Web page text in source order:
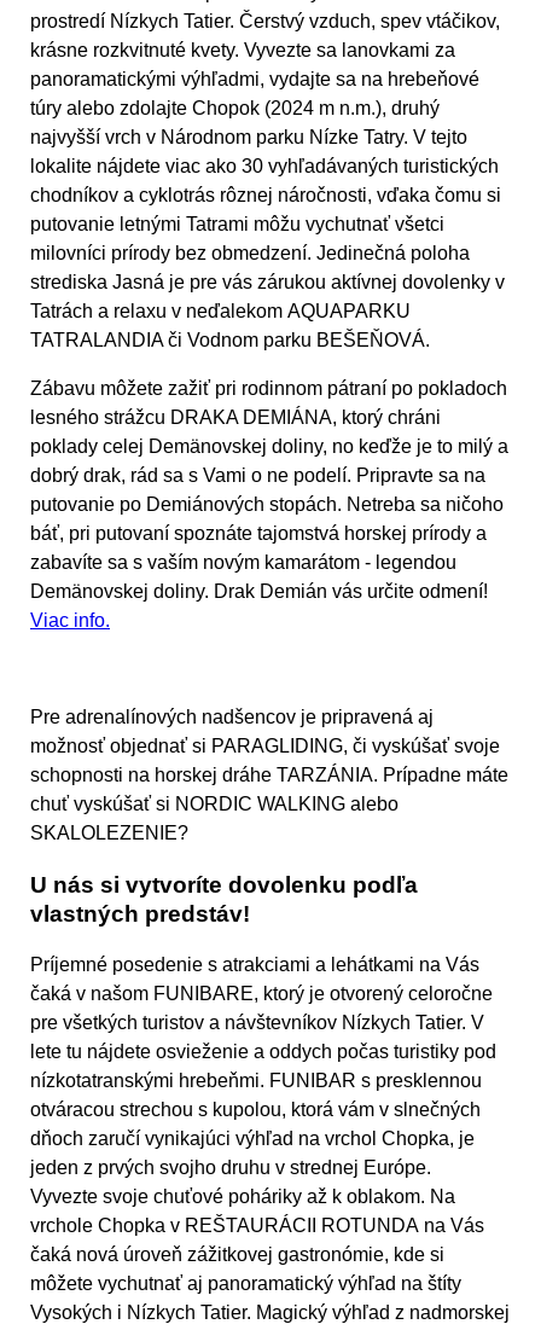
prostredí Nízkych Tatier. Čerstvý vzduch, spev vtáčikov,
krásne rozkvitnuté kvety. Vyvezte sa lanovkami za
panoramatickými výhľadmi, vydajte sa na hrebeňové
túry alebo zdolajte Chopok (2024 m n.m.), druhý
najvyšší vrch v Národnom parku Nízke Tatry. V tejto
lokalite nájdete viac ako 30 vyhľadávaných turistických
chodníkov a cyklotrás rôznej náročnosti, vďaka čomu si
putovanie letnými Tatrami môžu vychutnať všetci
milovníci prírody bez obmedzení. Jedinečná poloha
strediska Jasná je pre vás zárukou aktívnej dovolenky v
Tatrách a relaxu v neďalekom AQUAPARKU
TATRALANDIA či Vodnom parku BEŠEŇOVÁ.
Zábavu môžete zažiť pri rodinnom pátraní po pokladoch
lesného strážcu DRAKA DEMIÁNA, ktorý chráni
poklady celej Demänovskej doliny, no keďže je to milý a
dobrý drak, rád sa s Vami o ne podelí. Pripravte sa na
putovanie po Demiánových stopách. Netreba sa ničoho
báť, pri putovaní spoznáte tajomstvá horskej prírody a
zabavíte sa s vaším novým kamarátom - legendou
Demänovskej doliny. Drak Demián vás určite odmení!
Viac info.
Pre adrenalínových nadšencov je pripravená aj
možnosť objednať si PARAGLIDING, či vyskúšať svoje
schopnosti na horskej dráhe TARZÁNIA. Prípadne máte
chuť vyskúšať si NORDIC WALKING alebo
SKALOLEZENIE?
U nás si vytvoríte dovolenku podľa
vlastných predstáv!
Príjemné posedenie s atrakciami a lehátkami na Vás
čaká v našom FUNIBARE, ktorý je otvorený celoročne
pre všetkých turistov a návštevníkov Nízkych Tatier. V
lete tu nájdete osvieženie a oddych počas turistiky pod
nízkotatranskými hrebeňmi. FUNIBAR s presklennou
otváracou strechou s kupolou, ktorá vám v slnečných
dňoch zaručí vynikajúci výhľad na vrchol Chopka, je
jeden z prvých svojho druhu v strednej Európe.
Vyvezte svoje chuťové poháriky až k oblakom. Na
vrchole Chopka v REŠTAURÁCII ROTUNDA na Vás
čaká nová úroveň zážitkovej gastronómie, kde si
môžete vychutnať aj panoramatický výhľad na štíty
Vysokých i Nízkych Tatier. Magický výhľad z nadmorskej